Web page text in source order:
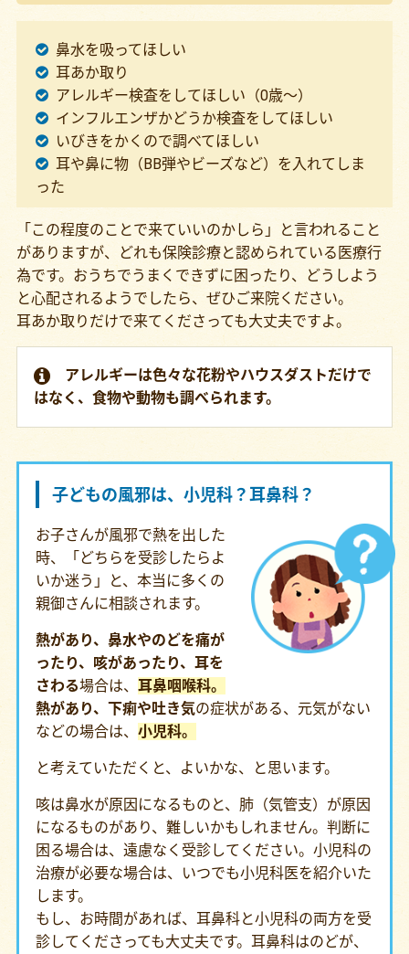
鼻水を吸ってほしい
耳あか取り
アレルギー検査をしてほしい（0歳～）
インフルエンザかどうか検査をしてほしい
いびきをかくので調べてほしい
耳や鼻に物（BB弾やビーズなど）を入れてしま
った
「この程度のことで来ていいのかしら」と言われること
がありますが、どれも保険診療と認められている医療行
為です。おうちでうまくできずに困ったり、どうしよう
と心配されるようでしたら、ぜひご来院ください。
耳あか取りだけで来てくださっても大丈夫ですよ。
アレルギーは色々な花粉やハウスダストだけで
はなく、食物や動物も調べられます。
子どもの風邪は、小児科？耳鼻科？
お子さんが風邪で熱を出した
時、「どちらを受診したらよ
いか迷う」と、本当に多くの
親御さんに相談されます。
熱があり、鼻水やのどを痛が
ったり、咳があったり、耳を
さわる場合は、耳鼻咽喉科。
熱があり、下痢や吐き気の症状がある、元気がない
などの場合は、小児科。
と考えていただくと、よいかな、と思います。
咳は鼻水が原因になるものと、肺（気管支）が原因
になるものがあり、難しいかもしれません。判断に
困る場合は、遠慮なく受診してください。小児科の
治療が必要な場合は、いつでも小児科医を紹介いた
します。
もし、お時間があれば、耳鼻科と小児科の両方を受
診してくださっても大丈夫です。耳鼻科はのどが、